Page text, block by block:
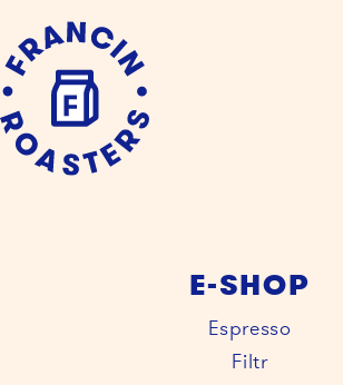
E-SHOP
Espresso
Filtr